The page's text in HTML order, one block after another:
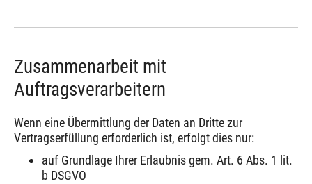
Zusammenarbeit mit
Auftragsverarbeitern
Wenn eine Übermittlung der Daten an Dritte zur
Vertragserfüllung erforderlich ist, erfolgt dies nur:
auf Grundlage Ihrer Erlaubnis gem. Art. 6 Abs. 1 lit.
b DSGVO